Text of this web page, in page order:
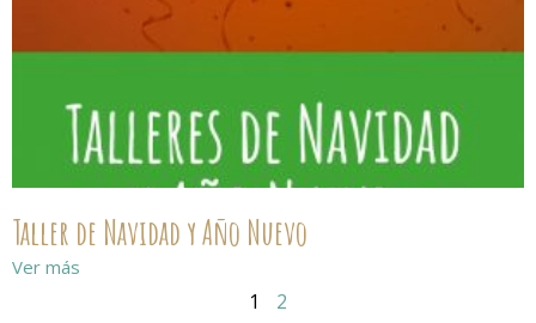
Taller de Navidad y Año Nuevo
Ver más
1 2